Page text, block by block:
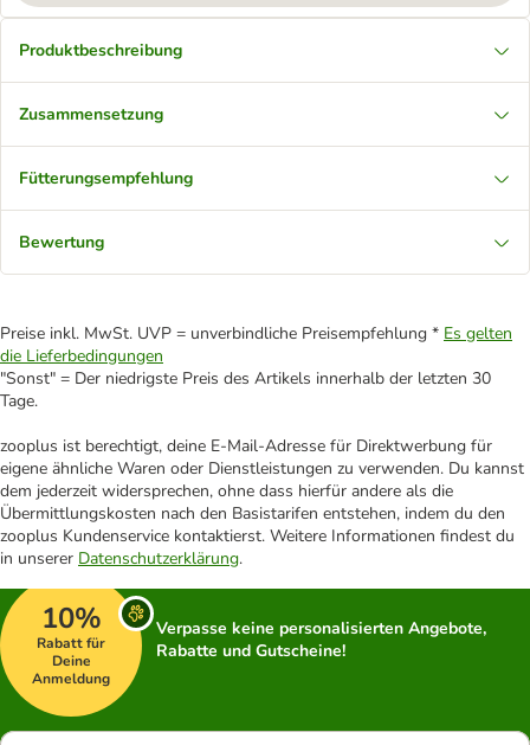
Produktbeschreibung
Zusammensetzung
Fütterungsempfehlung
Bewertung
Preise inkl. MwSt. UVP = unverbindliche Preisempfehlung * Es gelten
die Lieferbedingungen
"Sonst" = Der niedrigste Preis des Artikels innerhalb der letzten 30
Tage.
zooplus ist berechtigt, deine E-Mail-Adresse für Direktwerbung für
eigene ähnliche Waren oder Dienstleistungen zu verwenden. Du kannst
dem jederzeit widersprechen, ohne dass hierfür andere als die
Übermittlungskosten nach den Basistarifen entstehen, indem du den
zooplus Kundenservice kontaktierst. Weitere Informationen findest du
in unserer Datenschutzerklärung.
10%
Rabatt für
Deine
Anmeldung
Verpasse keine personalisierten Angebote,
Rabatte und Gutscheine!